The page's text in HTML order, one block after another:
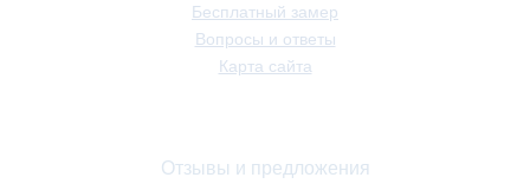
Бесплатный замер
Вопросы и ответы
Карта сайта
Отзывы и предложения